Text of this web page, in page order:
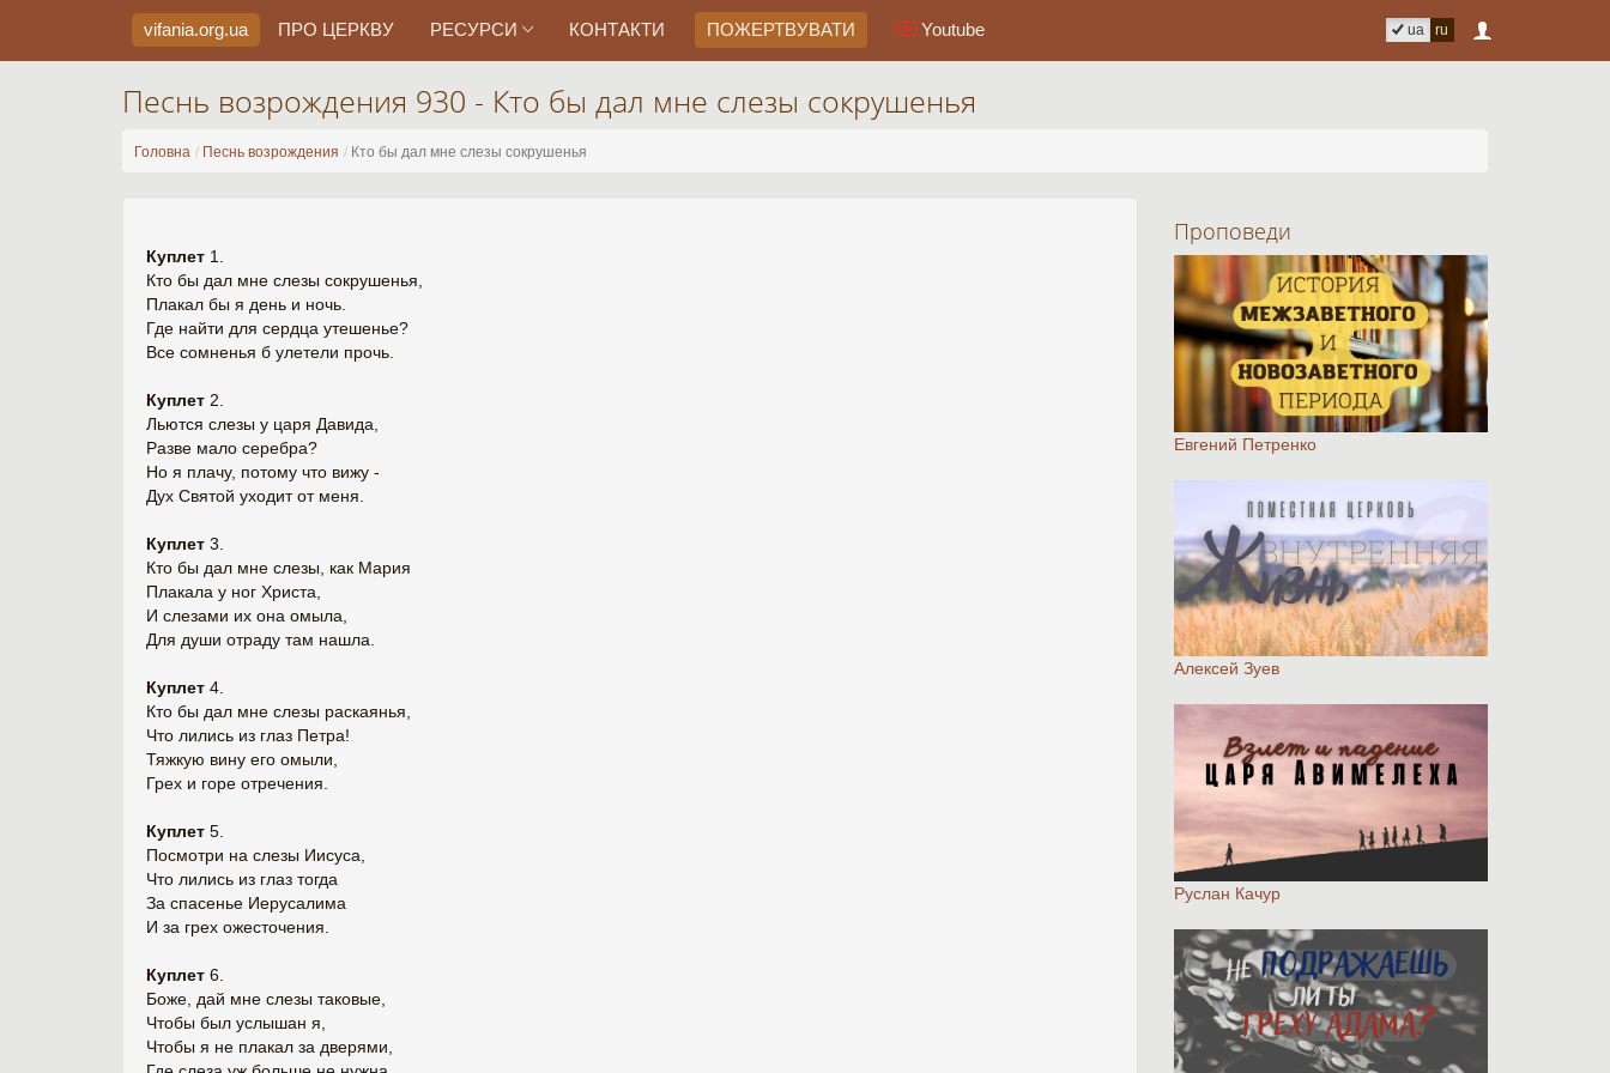
vifania.org.ua ПРО ЦЕРКВУ РЕСУРСИ КОНТАКТИ ПОЖЕРТВУВАТИ Youtube ua ru
Песнь возрождения 930 - Кто бы дал мне слезы сокрушенья
Головна Песнь возрождения Кто бы дал мне слезы сокрушенья
Куплет 1.
Кто бы дал мне слезы сокрушенья,
Плакал бы я день и ночь.
Где найти для сердца утешенье?
Все сомненья б улетели прочь.
Куплет 2.
Льются слезы у царя Давида,
Разве мало серебра?
Но я плачу, потому что вижу -
Дух Святой уходит от меня.
Куплет 3.
Кто бы дал мне слезы, как Мария
Плакала у ног Христа,
И слезами их она омыла,
Для души отраду там нашла.
Куплет 4.
Кто бы дал мне слезы раскаянья,
Что лились из глаз Петра!
Тяжкую вину его омыли,
Грех и горе отречения.
Куплет 5.
Посмотри на слезы Иисуса,
Что лились из глаз тогда
За спасенье Иерусалима
И за грех ожесточения.
Куплет 6.
Боже, дай мне слезы таковые,
Чтобы был услышан я,
Чтобы я не плакал за дверями,
Проповеди
Евгений Петренко
Алексей Зуев
Руслан Качур